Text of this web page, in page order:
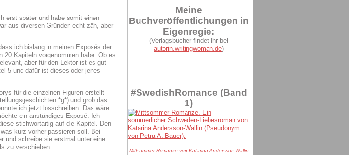
erst später und habe somit einen
aus diversen Gründen echt zäh, aber
ich bislang in meinen Exposés der
20 Kapiteln vorgenommen habe. Ob es
aber für den Lektor ist es gut
5 und dafür ist dieses oder jenes
für die einzelnen Figuren erstellt
*g*) und grob das
ich jetzt losschreiben. Das wäre
ein anständiges Exposé. Ich
stichwortartig auf die Kapitel. Den
kurz vorher passieren soll. Bei
und schreibe sie erstmal unter eine
zu verschieben.
Meine
Buchveröffentlichungen in
Eigenregie:
(Verlagsbücher findet ihr bei
autorin.writingwoman.de)
#SwedishRomance (Band
1)
Mittsommer-Romanze von Katarina Andersson-Wallin